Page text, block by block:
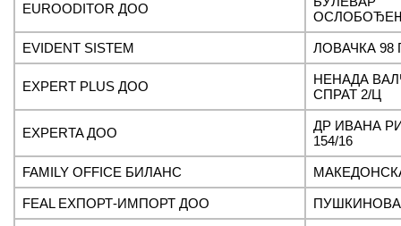
EUROODITOR ДОО
EVIDENT SISTEM ЛОВАЧКА 98
EXPERT PLUS ДОО
НЕНАДА
СПРАТ 2/Ц
EXPERTA ДОО
ДР ИВАНА
154/16
FAMILY OFFICE БИЛАНС
FEAL ЕХПОРТ-ИМПОРТ ДОО ПУШКИНОВА